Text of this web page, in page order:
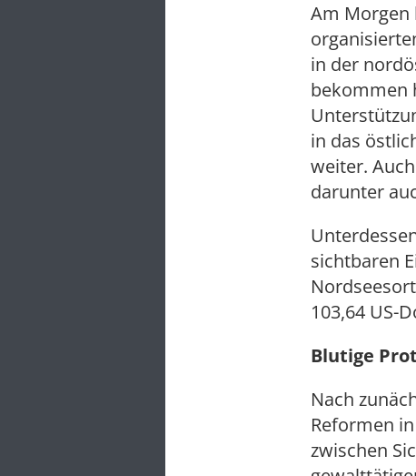
Am Morgen
in der
bekommen
in das
weiter.
darunter
sichtbaren
103,64 US-
Blutige
Nach
Reformen
zwischen